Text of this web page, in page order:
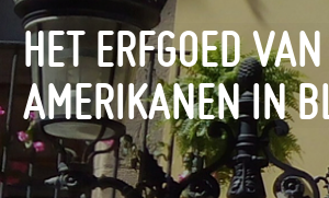
HET ERFGOED
AMERIKANEN IN